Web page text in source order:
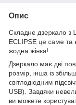
Опис
Складне дзеркало з
ECLIPSE це саме та
жодна жінка!
Дзеркало має дві
розмір, інша із
світлодіодним
USB). Завдяки
ви можете